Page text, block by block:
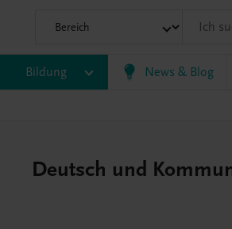
Bildung News & Blog
VS AHS BAFEP/BASOP
Deutsch und